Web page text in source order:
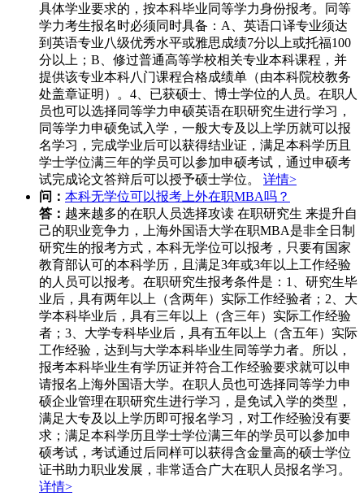
具体学业要求的，按本科毕业同等学力身份报考。同等
学力考生报名时必须同时具备：A、英语口译专业须达
到英语专业八级优秀水平或雅思成绩7分以上或托福100
分以上；B、修过普通高等学校相关专业本科课程，并
提供该专业本科八门课程合格成绩单（由本科院校教务
处盖章证明）。4、已获硕士、博士学位的人员。在职人
员也可以选择同等学力申硕英语在职研究生进行学习，
同等学力申硕免试入学，一般大专及以上学历就可以报
名学习，完成学业后可以获得结业证，满足本科学历且
学士学位满三年的学员可以参加申硕考试，通过申硕考
试完成论文答辩后可以授予硕士学位。 详情>
问： 本科无学位可以报考上外在职MBA吗？
答： 越来越多的在职人员选择攻读 在职研究生 来提升自
己的职业竞争力，上海外国语大学在职MBA是非全日制
研究生的报考方式，本科无学位可以报考，只要有国家
教育部认可的本科学历，且满足3年或3年以上工作经验
的人员可以报考。在职研究生报考条件是：1、研究生毕
业后，具有两年以上（含两年）实际工作经验者；2、大
学本科毕业后，具有三年以上（含三年）实际工作经验
者；3、大学专科毕业后，具有五年以上（含五年）实际
工作经验，达到与大学本科毕业生同等学力者。所以，
报考本科毕业生有学历证并符合工作经验要求就可以申
请报名上海外国语大学。在职人员也可选择同等学力申
硕企业管理在职研究生进行学习，是免试入学的类型，
满足大专及以上学历即可报名学习，对工作经验没有要
求；满足本科学历且学士学位满三年的学员可以参加申
硕考试，考试通过后同样可以获得含金量高的硕士学位
证书助力职业发展，非常适合广大在职人员报名学习。
详情>